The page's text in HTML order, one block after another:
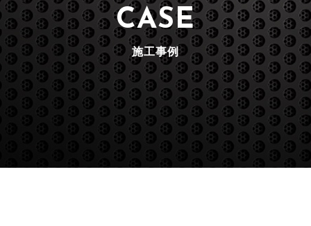
CASE
施工事例
e
n
a
v
i
g
a
t